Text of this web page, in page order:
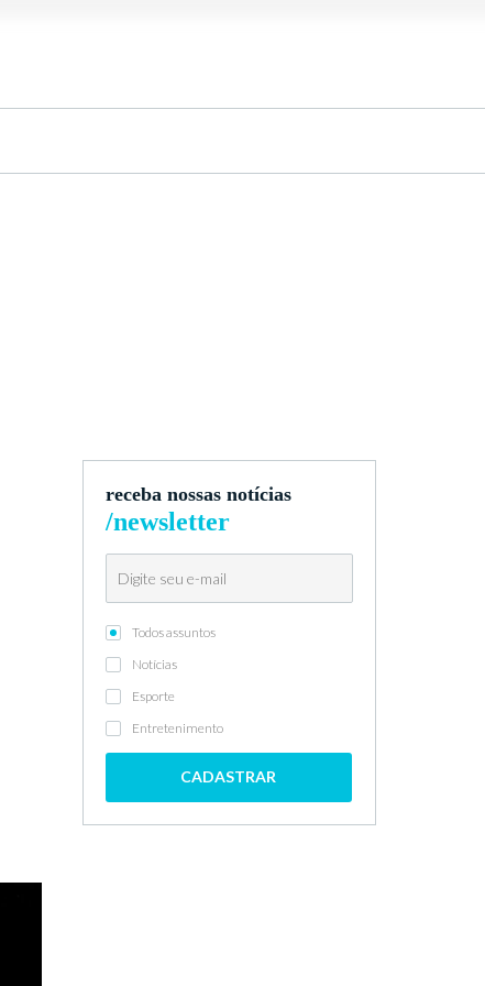
receba nossas notícias
/newsletter
Todos assuntos
Notícias
Esporte
Entretenimento
CADASTRAR